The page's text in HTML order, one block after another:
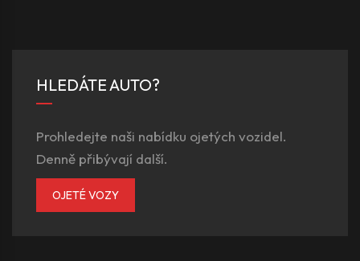
HLEDÁTE AUTO?
Prohledejte naši nabídku ojetých vozidel.
Denně přibývají další.
OJETÉ VOZY